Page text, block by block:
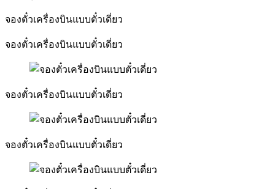
จองตั๋วเครื่องบินแบบตั๋วเดี่ยว
จองตั๋วเครื่องบินแบบตั๋วเดี่ยว
จองตั๋วเครื่องบินแบบตั๋วเดี่ยว
จองตั๋วเครื่องบินแบบตั๋วเดี่ยว